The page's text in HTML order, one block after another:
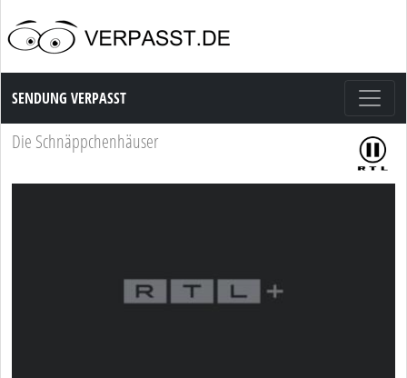
Sendung Verpasst
SENDUNG VERPASST
Die Schnäppchenhäuser